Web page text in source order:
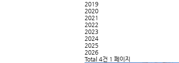
2019
2020
2021
2022
2023
2024
2025
2026
Total 4건 1 페이지